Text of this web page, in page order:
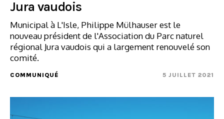
Jura vaudois
Municipal à L'Isle, Philippe Mülhauser est le
nouveau président de l'Association du Parc naturel
régional Jura vaudois qui a largement renouvelé son
comité.
COMMUNIQUÉ 5 JUILLET 2021